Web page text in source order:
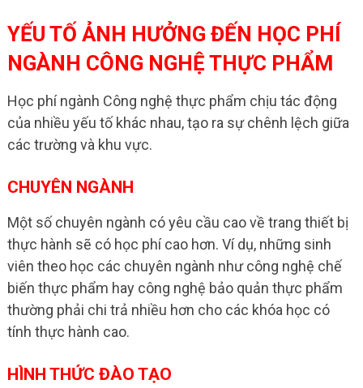
YẾU TỐ ẢNH HƯỞNG ĐẾN HỌC PHÍ
NGÀNH CÔNG NGHỆ THỰC PHẨM
Học phí ngành Công nghệ thực phẩm chịu tác động
của nhiều yếu tố khác nhau, tạo ra sự chênh lệch giữa
các trường và khu vực.
CHUYÊN NGÀNH
Một số chuyên ngành có yêu cầu cao về trang thiết bị
thực hành sẽ có học phí cao hơn. Ví dụ, những sinh
viên theo học các chuyên ngành như công nghệ chế
biến thực phẩm hay công nghệ bảo quản thực phẩm
thường phải chi trả nhiều hơn cho các khóa học có
tính thực hành cao.
HÌNH THỨC ĐÀO TẠO